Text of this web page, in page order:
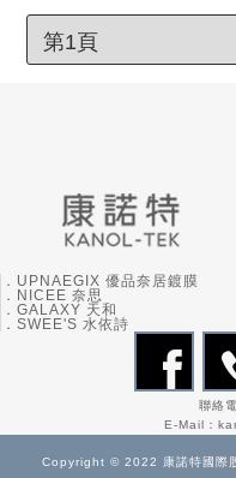
．UPNAEGIX 優品奈居鍍膜
．NICEE 奈思
．GALAXY 天和
．SWEE'S 水依詩
聯絡
E-Mail：
Copyright © 2022 康諾特國際